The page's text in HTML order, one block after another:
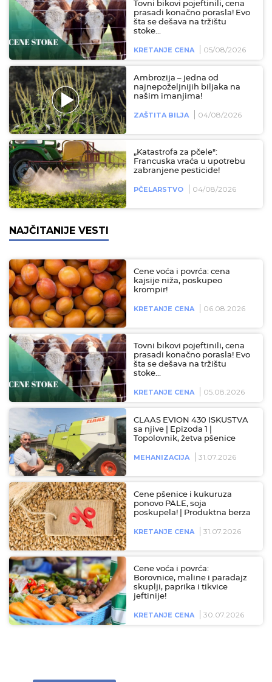
Tovni bikovi pojeftinili, cena
prasadi konačno porasla! Evo
šta se dešava na tržištu
stoke...
KRETANJE CENA 05/08/2026
Ambrozija – jedna od
najnepoželjnijih biljaka na
našim imanjima!
ZAŠTITA BILJA 04/08/2026
„Katastrofa za pčele":
Francuska vraća u upotrebu
zabranjene pesticide!
PČELARSTVO 04/08/2026
NAJČITANIJE VESTI
Cene voća i povrća: cena
kajsije niža, poskupeo
krompir!
KRETANJE CENA 06.08.2026
Tovni bikovi pojeftinili, cena
prasadi konačno porasla! Evo
šta se dešava na tržištu
stoke…
KRETANJE CENA 05.08.2026
CLAAS EVION 430 ISKUSTVA
sa njive | Epizoda 1 |
Topolovnik, žetva pšenice
MEHANIZACIJA 31.07.2026
Cene pšenice i kukuruza
ponovo PALE, soja
poskupela! | Produktna berza
KRETANJE CENA 31.07.2026
Cene voća i povrća:
Borovnice, maline i paradajz
skuplji, paprika i tikvice
jeftinije!
KRETANJE CENA 30.07.2026